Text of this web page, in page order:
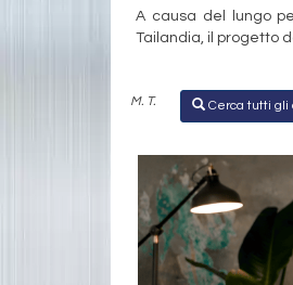
A causa del lungo
Tailandia, il progetto
M. T. Cerca tutti gli